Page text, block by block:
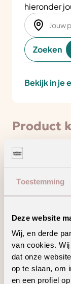
Toestemming
Deze website
Wij, en derde
van cookies.
dat onze
op te slaan, om
en een profiel
hieronder
Zoeken
Bekijk in je
Product
Minder
interieur
Ook
in